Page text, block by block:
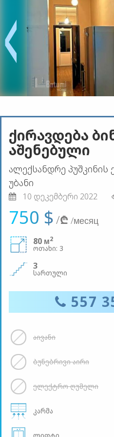
ქირავდება
აშენებული
ალექსანდრე პუშკინის
უბანი
10 დეკემბერი 2022
750 $ /₾ /месяц
80 м2
ოთახი: 3
3
სართული
557
აივანი
ბუნებრივი აირი
ელექტრო ღუმელი
კარმა